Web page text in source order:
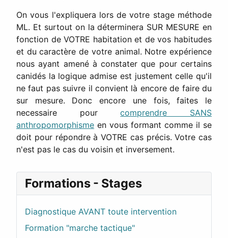
Formations - Stages
Diagnostique AVANT toute intervention
Formation "marche tactique"
On vous l'expliquera lors de votre stage méthode
ML. Et surtout on la déterminera SUR MESURE en
fonction de VOTRE habitation et de vos habitudes
et du caractère de votre animal. Notre expérience
nous ayant amené à constater que pour certains
canidés la logique admise est justement celle qu'il
ne faut pas suivre il convient là encore de faire du
sur mesure. Donc encore une fois, faites le
necessaire pourcomprendre SANS
anthropomorphisme en vous formant comme il se
doit pour répondre à VOTRE cas précis. Votre cas
n'est pas le cas du voisin et inversement.